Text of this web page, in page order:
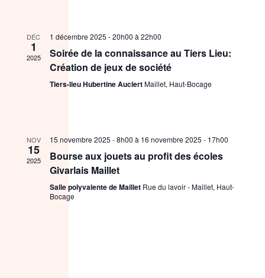
DÉC
1
2025
1 décembre 2025 - 20h00 à 22h00
Soirée de la connaissance au Tiers Lieu:
Création de jeux de société
Tiers-lieu Hubertine AuclertMaillet, Haut-Bocage
NOV
15
2025
15 novembre 2025 - 8h00 à 16 novembre 2025 - 17h00
Bourse aux jouets au profit des écoles
Givarlais Maillet
Salle polyvalente de Maillet Rue du lavoir - Maillet, Haut-
Bocage